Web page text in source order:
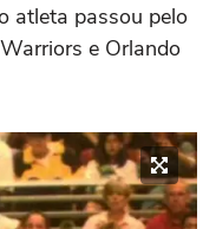
atleta passou pelo
e Orlando